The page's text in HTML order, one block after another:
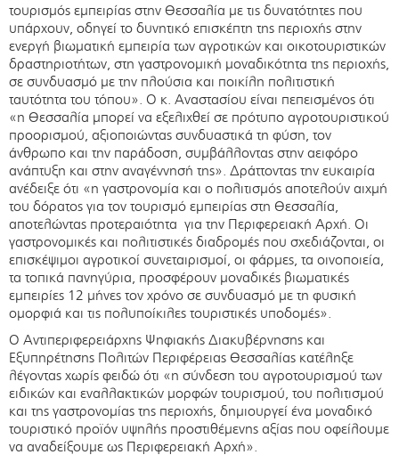
τουρισμός εμπειρίας στην Θεσσαλία με τις δυνατότητες που
υπάρχουν, οδηγεί το δυνητικό επισκέπτη της περιοχής στην
ενεργή βιωματική εμπειρία των αγροτικών και οικοτουριστικών
δραστηριοτήτων, στη γαστρονομική μοναδικότητα της περιοχής,
σε συνδυασμό με την πλούσια και ποικίλη πολιτιστική
ταυτότητα του τόπου». Ο κ. Αναστασίου είναι πεπεισμένος ότι
«η Θεσσαλία μπορεί να εξελιχθεί σε πρότυπο αγροτουριστικού
προορισμού, αξιοποιώντας συνδυαστικά τη φύση, τον
άνθρωπο και την παράδοση, συμβάλλοντας στην αειφόρο
ανάπτυξη και στην αναγέννησή της». Δράττοντας την ευκαιρία
ανέδειξε ότι «η γαστρονομία και ο πολιτισμός αποτελούν αιχμή
του δόρατος για τον τουρισμό εμπειρίας στη Θεσσαλία,
αποτελώντας προτεραιότητα για την Περιφερειακή Αρχή. Οι
γαστρονομικές και πολιτιστικές διαδρομές που σχεδιάζονται, οι
επισκέψιμοι αγροτικοί συνεταιρισμοί, οι φάρμες, τα οινοποιεία,
τα τοπικά πανηγύρια, προσφέρουν μοναδικές βιωματικές
εμπειρίες 12 μήνες τον χρόνο σε συνδυασμό με τη φυσική
ομορφιά και τις πολυποίκιλες τουριστικές υποδομές».
Ο Αντιπεριφερειάρχης Ψηφιακής Διακυβέρνησης και
Εξυπηρέτησης Πολιτών Περιφέρειας Θεσσαλίας κατέληξε
λέγοντας χωρίς φειδώ ότι «η σύνδεση του αγροτουρισμού των
ειδικών και εναλλακτικών μορφών τουρισμού, του πολιτισμού
και της γαστρονομίας της περιοχής, δημιουργεί ένα μοναδικό
τουριστικό προϊόν υψηλής προστιθέμενης αξίας που οφείλουμε
να αναδείξουμε ως Περιφερειακή Αρχή».